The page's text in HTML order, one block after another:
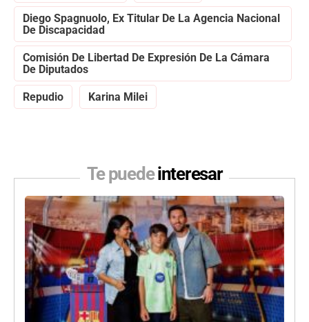
Diego Spagnuolo, Ex Titular De La Agencia Nacional
De Discapacidad
Comisión De Libertad De Expresión De La Cámara
De Diputados
Repudio Karina Milei
Te puedeinteresar